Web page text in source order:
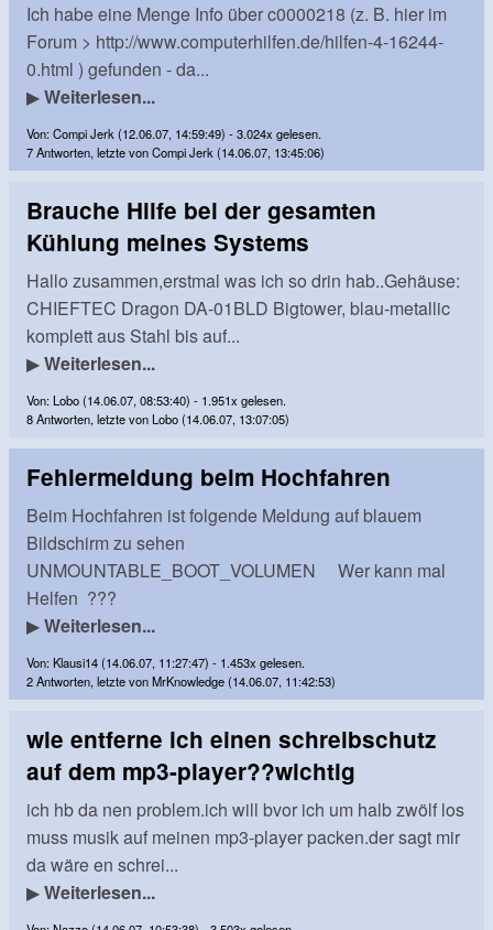
Ich habe eine Menge Info über c0000218 (z. B. hier im
Forum > http://www.computerhilfen.de/hilfen-4-16244-
0.html ) gefunden - da...
▶Weiterlesen...
Von: Compi Jerk (12.06.07, 14:59:49) - 3.024x gelesen.
7 Antworten, letzte von Compi Jerk (14.06.07, 13:45:06)
Brauche Hilfe bei der gesamten
Kühlung meines Systems
Hallo zusammen,erstmal was ich so drin hab..Gehäuse:
CHIEFTEC Dragon DA-01BLD Bigtower, blau-metallic
komplett aus Stahl bis auf...
▶Weiterlesen...
Von: Lobo (14.06.07, 08:53:40) - 1.951x gelesen.
8 Antworten, letzte von Lobo (14.06.07, 13:07:05)
Fehlermeldung beim Hochfahren
Beim Hochfahren ist folgende Meldung auf blauem
Bildschirm zu sehen
UNMOUNTABLE_BOOT_VOLUMEN Wer kann mal
Helfen ???
▶Weiterlesen...
Von: Klausi14 (14.06.07, 11:27:47) - 1.453x gelesen.
2 Antworten, letzte von MrKnowledge (14.06.07, 11:42:53)
wie entferne ich einen schreibschutz
auf dem mp3-player??wichtig
ich hb da nen problem.ich will bvor ich um halb zwölf los
muss musik auf meinen mp3-player packen.der sagt mir
da wäre en schrei...
▶Weiterlesen...